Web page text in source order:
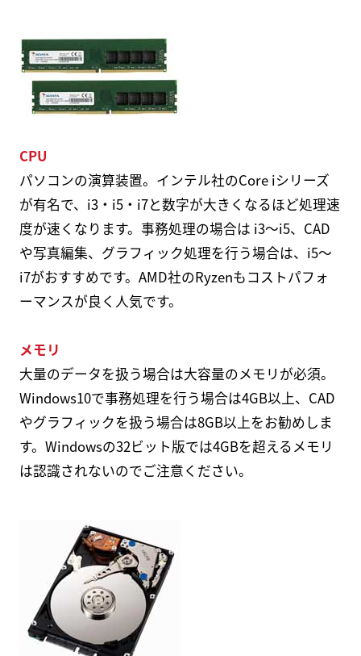
CPU
パソコンの演算装置。インテル社のCore iシリーズ
が有名で、i3・i5・i7と数字が大きくなるほど処理速
度が速くなります。事務処理の場合は i3～i5、CAD
や写真編集、グラフィック処理を行う場合は、i5～
i7がおすすめです。AMD社のRyzenもコストパフォ
ーマンスが良く人気です。
メモリ
大量のデータを扱う場合は大容量のメモリが必須。
Windows10で事務処理を行う場合は4GB以上、CAD
やグラフィックを扱う場合は8GB以上をお勧めしま
す。Windowsの32ビット版では4GBを超えるメモリ
は認識されないのでご注意ください。